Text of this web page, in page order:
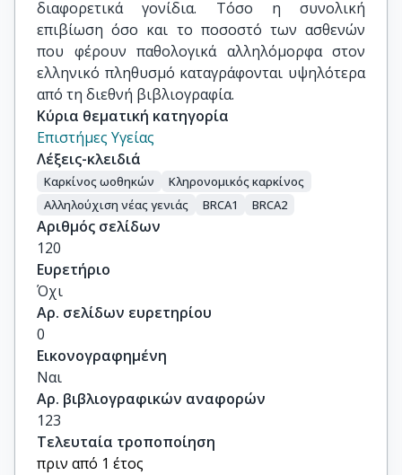
διαφορετικά γονίδια. Τόσο η συνολική
επιβίωση όσο και το ποσοστό των ασθενών
που φέρουν παθολογικά αλληλόμορφα στον
ελληνικό πληθυσμό καταγράφονται υψηλότερα
από τη διεθνή βιβλιογραφία.
Κύρια θεματική κατηγορία
Επιστήμες Υγείας
Λέξεις-κλειδιά
Καρκίνος ωοθηκών
Κληρονομικός καρκίνος
Αλληλούχιση νέας γενιάς
BRCA1 BRCA2
Αριθμός σελίδων
120
Ευρετήριο
Όχι
Αρ. σελίδων ευρετηρίου
0
Εικονογραφημένη
Ναι
Αρ. βιβλιογραφικών αναφορών
123
Τελευταία τροποποίηση
πριν από 1 έτος